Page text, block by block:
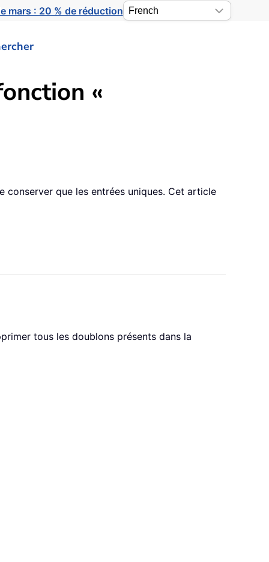
mars : 20 % de réduction
«
conserver que les entrées uniques. Cet article
tous les doublons présents dans la